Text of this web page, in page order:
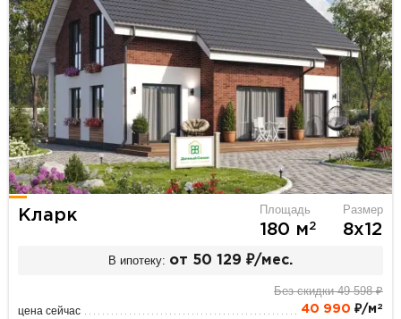
Кларк Площадь
180 м2
Размер
8х12
В ипотеку: от 50 129 ₽/мес.
Без скидки 49 598 ₽
цена сейчас 40 990 ₽/м 2